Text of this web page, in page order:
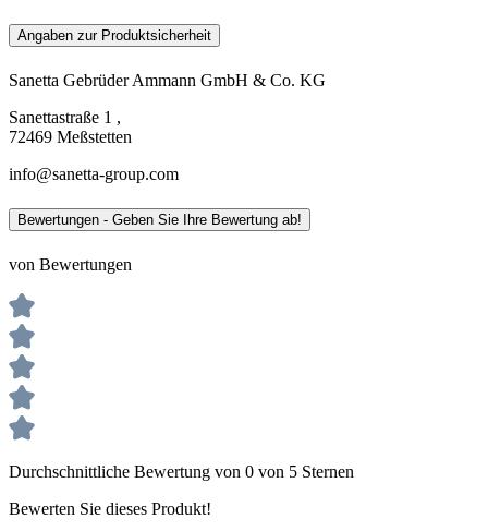
Angaben zur Produktsicherheit
Sanetta Gebrüder Ammann GmbH & Co. KG
Sanettastraße 1 ,
72469 Meßstetten
info@sanetta-group.com
Bewertungen - Geben Sie Ihre Bewertung ab!
von Bewertungen
Durchschnittliche Bewertung von 0 von 5 Sternen
Bewerten Sie dieses Produkt!